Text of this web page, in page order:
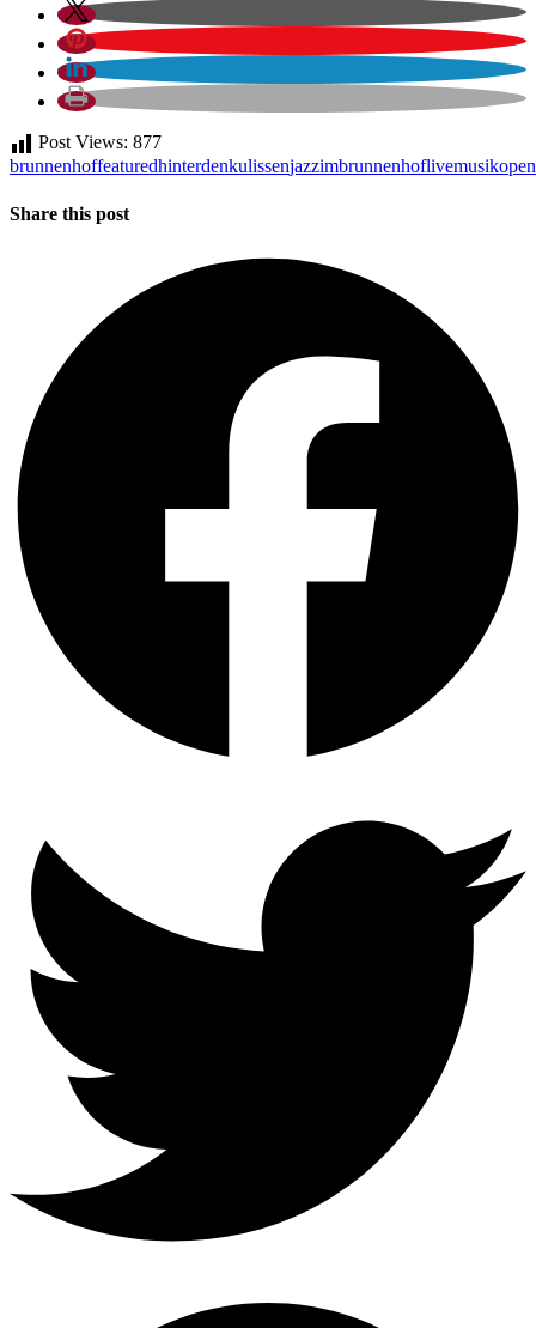
Post Views: 877
brunnenhoffeaturedhinterdenkulissenjazzimbrunnenhoflivemusik
Share this post